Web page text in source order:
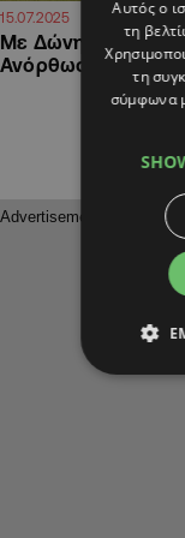
15.07.2025 12:19
Με Δώνη κόντρα
Ανόρθωση ο Άρης
Αυτός ο
τη
τη
σύμφωνα